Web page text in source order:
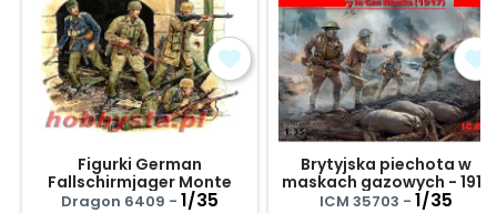
Figurki German
Fallschirmjager Monte
Cassino 1944 Premium Ed.
Dragon 6409 - 1/35
Brytyjska piechota w
maskach gazowych - 1917
ICM 35703 - 1/35